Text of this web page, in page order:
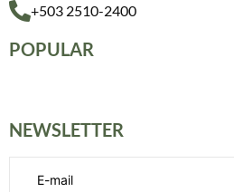
+503 2510-2400
POPULAR
NEWSLETTER